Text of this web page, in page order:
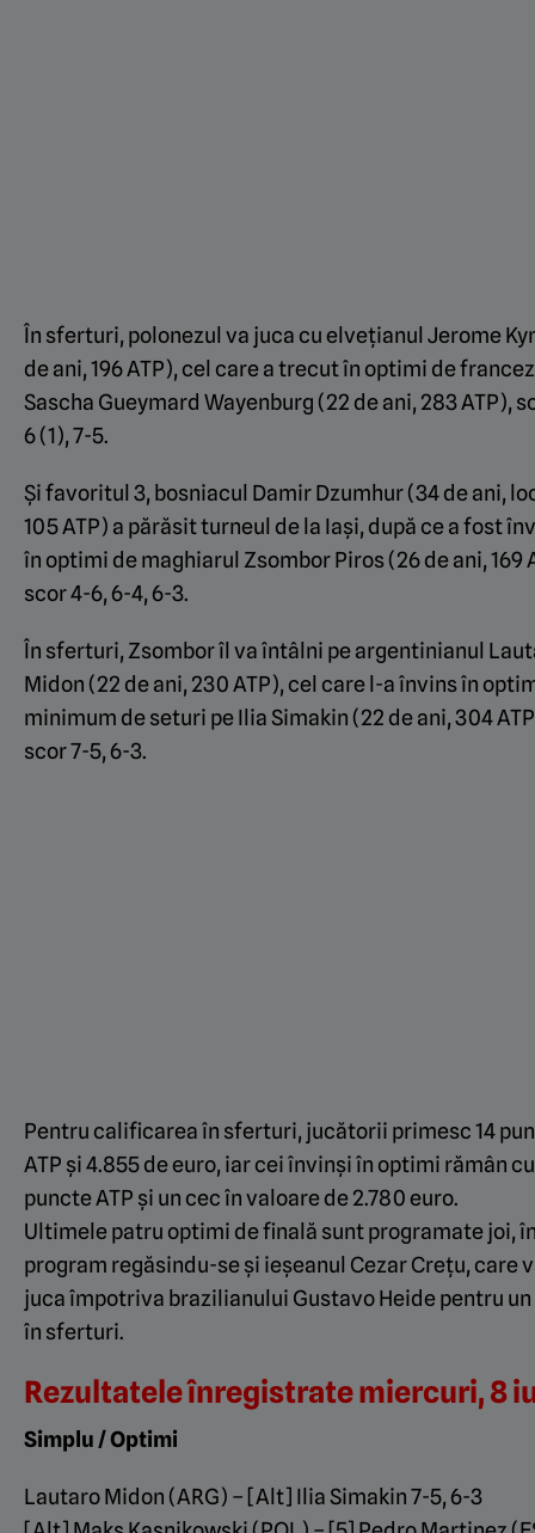
În sferturi, polonezul va juca cu elvețianul Jerome
de ani, 196 ATP), cel care a trecut în optimi de
Sascha Gueymard Wayenburg (22 de ani, 283 ATP),
6 (1), 7-5.
Și favoritul 3, bosniacul Damir Dzumhur (34 de ani,
105 ATP) a părăsit turneul de la Iași, după ce a fost
în optimi de maghiarul Zsombor Piros (26 de ani, 169
scor 4-6, 6-4, 6-3.
În sferturi, Zsombor îl va întâlni pe argentinianul
Midon (22 de ani, 230 ATP), cel care l-a învins în
minimum de seturi pe Ilia Simakin (22 de ani, 304
scor 7-5, 6-3.
Pentru calificarea în sferturi, jucătorii primesc 14
ATP și 4.855 de euro, iar cei învinși în optimi rămân
puncte ATP și un cec în valoare de 2.780 euro.
Ultimele patru optimi de finală sunt programate joi,
program regăsindu-se și ieșeanul Cezar Crețu, care
juca împotriva brazilianului Gustavo Heide pentru
în sferturi.
Rezultatele înregistrate miercuri, 8
Simplu / Optimi
Lautaro Midon (ARG) – [Alt] Ilia Simakin 7-5, 6-3